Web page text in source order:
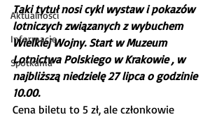
Aktualności
Informacje
Spotkania
Taki tytuł nosi cykl wystaw i pokazów
lotniczych związanych z wybuchem
Wielkiej Wojny. Start w Muzeum
Lotnictwa Polskiego w Krakowie , w
najbliższą niedzielę 27 lipca o godzinie
10.00.
Cena biletu to 5 zł, ale członkowie